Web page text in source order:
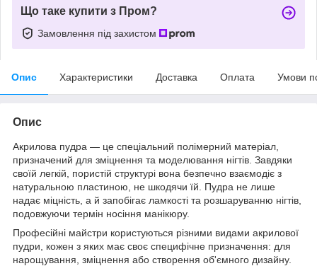
Що таке купити з Пром?
Замовлення під захистом
Опис Характеристики Доставка Оплата Умови
Опис
Акрилова пудра — це спеціальний полімерний матеріал,
призначений для зміцнення та моделювання нігтів. Завдяки
своїй легкій, пористій структурі вона безпечно взаємодіє з
натуральною пластиною, не шкодячи їй. Пудра не лише
надає міцність, а й запобігає ламкості та розшаруванню нігтів,
подовжуючи термін носіння манікюру.
Професійні майстри користуються різними видами акрилової
пудри, кожен з яких має своє специфічне призначення: для
нарощування, зміцнення або створення об'ємного дизайну.